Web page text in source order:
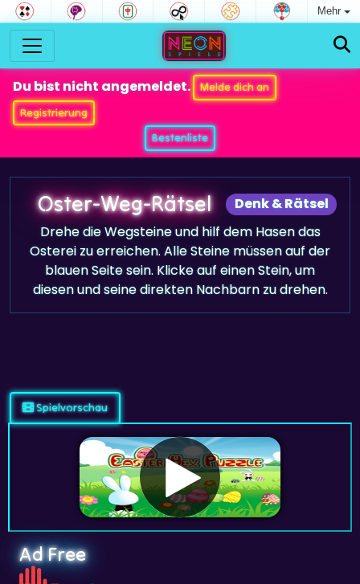
Mehr
Du bist nicht angemeldet.
Melde dich an
Registrierung
Bestenliste
Denk & Rätsel
Oster-Weg-Rätsel
Drehe die Wegsteine und hilf dem Hasen das
Osterei zu erreichen. Alle Steine müssen auf der
blauen Seite sein. Klicke auf einen Stein, um
diesen und seine direkten Nachbarn zu drehen.
Spielvorschau
Ad Free